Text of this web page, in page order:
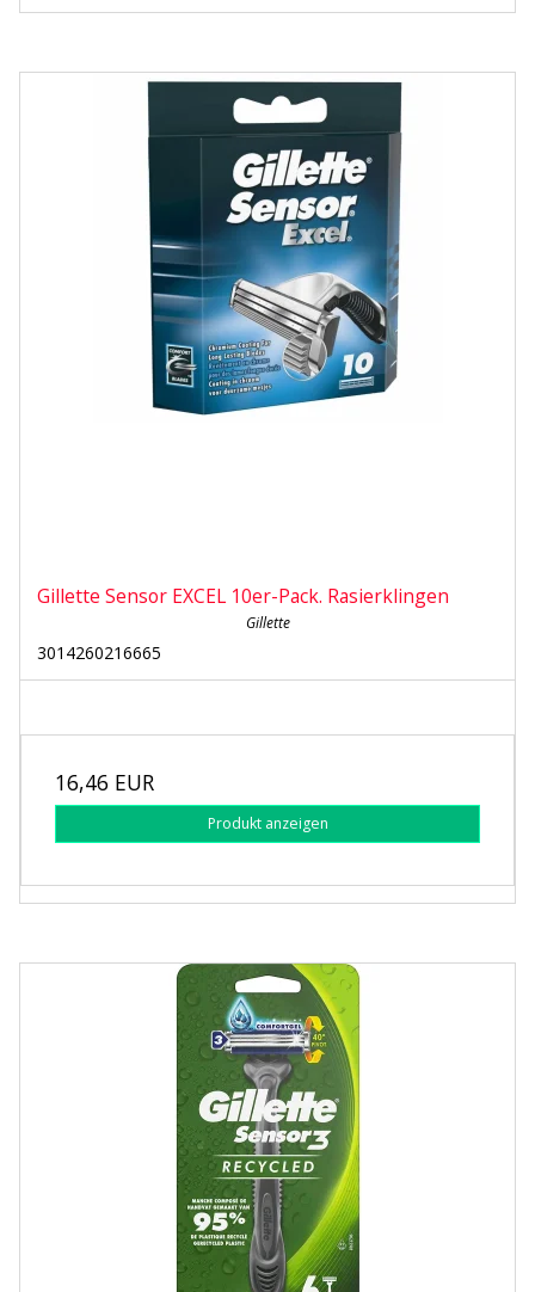
Gillette Sensor EXCEL 10er-Pack. Rasierklingen
Gillette
3014260216665
16,46 EUR
Produkt anzeigen